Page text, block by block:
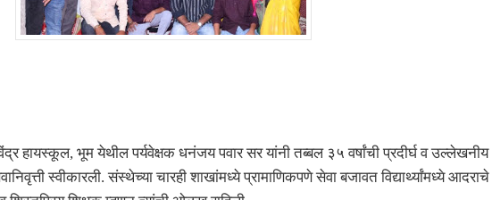
हायस्कूल, भूम येथील पर्यवेक्षक धनंजय पवार सर यांनी तब्बल ३५ वर्षांची प्रदीर्घ व उल्लेखनीय
स्वीकारली. संस्थेच्या चारही शाखांमध्ये प्रामाणिकपणे सेवा बजावत विद्यार्थ्यांमध्ये आदराचे